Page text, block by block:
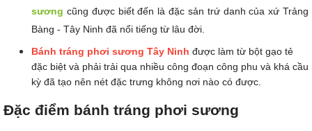
sương cũng được biết đến là đặc sản trứ danh của xứ Trảng
Bàng - Tây Ninh đã nổi tiếng từ lâu đời.
Bánh tráng phơi sương Tây Ninh được làm từ bột gạo tẻ
đặc biệt và phải trải qua nhiều công đoạn công phu và khá cầu
kỳ đã tạo nên nét đặc trưng không nơi nào có được.
Đặc điểm bánh tráng phơi sương